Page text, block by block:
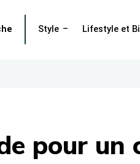
Style Lifestyle et
pour un